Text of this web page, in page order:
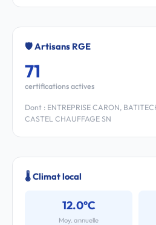
🛡️ Artisans RGE
71
certifications actives
Dont : ENTREPRISE CARON,
CASTEL CHAUFFAGE SN
🌡️ Climat local
12.0°C
Moy. annuelle